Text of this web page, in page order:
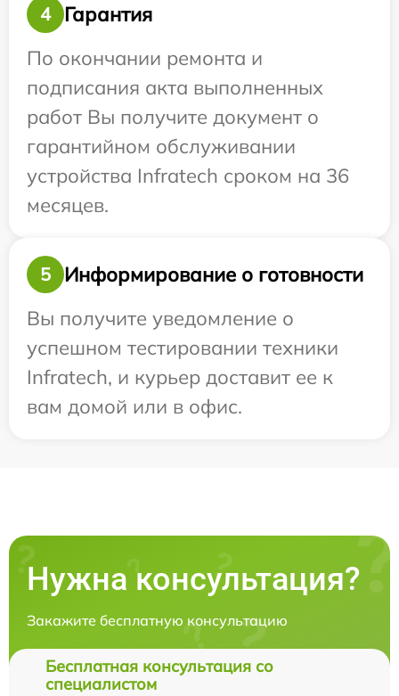
4
Гарантия
По окончании ремонта и
подписания акта выполненных
работ Вы получите документ о
гарантийном обслуживании
устройства Infratech сроком на 36
месяцев.
5
Информирование о готовности
Вы получите уведомление о
успешном тестировании техники
Infratech, и курьер доставит ее к
вам домой или в офис.
Нужна консультация?
Закажите бесплатную консультацию
Бесплатная консультация со
специалистом